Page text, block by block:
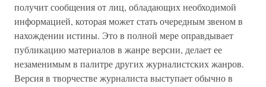
получит сообщения от лиц, обладающих необходимой
информацией, которая может стать очередным звеном в
нахождении истины. Это в полной мере оправдывает
публикацию материалов в жанре версии, делает ее
незаменимым в палитре других журналистских жанров.
Версия в творчестве журналиста выступает обычно в